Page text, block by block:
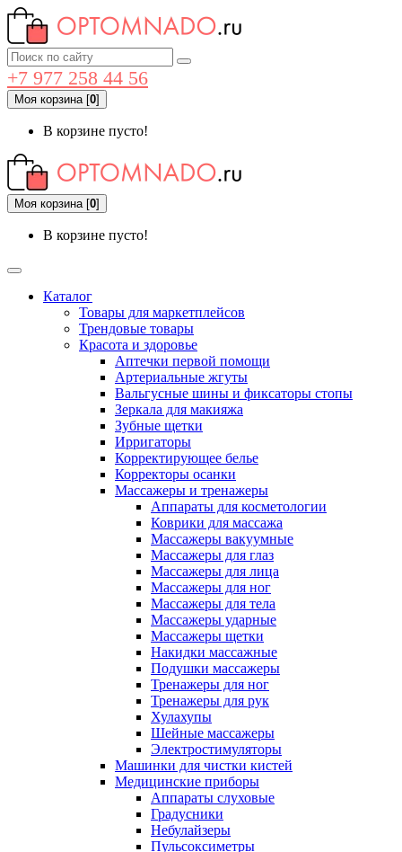
+7 977 258 44 56
Моя корзина[0]
В корзине пусто!
Моя корзина[0]
В корзине пусто!
Каталог
Товары для маркетплейсов
Трендовые товары
Красота и здоровье
Аптечки первой помощи
Артериальные жгуты
Вальгусные шины и фиксаторы стопы
Зеркала для макияжа
Зубные щетки
Ирригаторы
Корректирующее белье
Корректоры осанки
Массажеры и тренажеры
Аппараты для косметологии
Коврики для массажа
Массажеры вакуумные
Массажеры для глаз
Массажеры для лица
Массажеры для ног
Массажеры для тела
Массажеры ударные
Массажеры щетки
Накидки массажные
Подушки массажеры
Тренажеры для ног
Тренажеры для рук
Хулахупы
Шейные массажеры
Электростимуляторы
Машинки для чистки кистей
Медицинские приборы
Аппараты слуховые
Градусники
Небулайзеры
Пульсоксиметры